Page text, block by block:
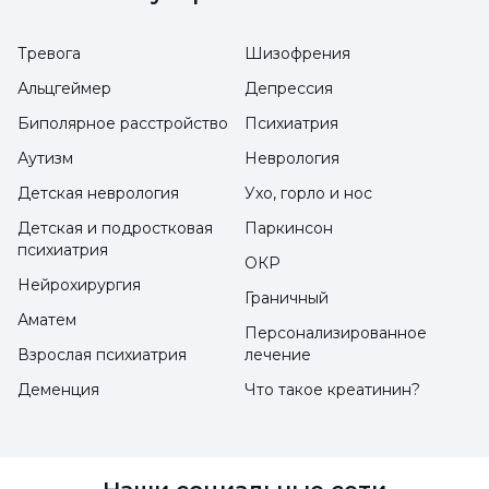
ожидается увеличение числа случаев с
наступлением холодов. При всем этом
невозможно назвать четкие цифры
заболеваемости флюроной, поскольку очень
маловероятно применять отдельные тесты
на оба заболевания, даже при важных
событиях, требующих госпитализации.
Как передается вирус флурона?
Тревога
Альцгеймер
Биполярное расстройство
Аутизм
Детская неврология
Шизофрения
Депрессия
Психиатрия
Неврология
Ухо, горло и нос
Детская и подростковая
психиатрия
Нейрохирургия
Аматем
Взрослая психиатрия
Деменция
Паркинсон
ОКР
Граничный
Персонализированное
лечение
Что такое креатинин?